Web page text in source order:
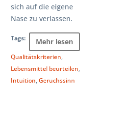
sich auf die eigene
Nase zu verlassen.
Mehr lesen
Tags:
Qualitätskriterien,
Lebensmittel beurteilen,
Intuition,Geruchssinn